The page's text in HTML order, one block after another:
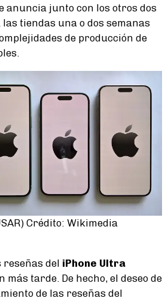
anuncia junto con los otros dos
tiendas una o dos semanas
de producción de
Crédito: Wikimedia
reseñas del iPhone Ultra
tarde. De hecho, el deseo de
de las reseñas del